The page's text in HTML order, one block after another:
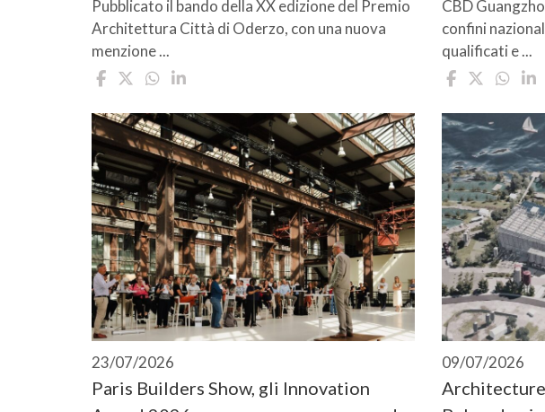
Pubblicato il bando della XX edizione del Premio
Architettura Città di Oderzo, con una nuova
menzione ...
CBD
confini
qualificati e ...
23/07/2026
Paris Builders Show, gli Innovation
09/07/2026